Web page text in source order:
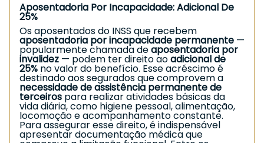
Aposentadoria Por Incapacidade: Adicional De
25%
Os aposentados do INSS que recebem
aposentadoria por incapacidade permanente —
popularmente chamada deaposentadoria por
invalidez — podem ter direito aoadicional de
25% no valor do benefício. Esse acréscimo é
destinado aos segurados que comprovem a
necessidade de assistência permanente de
terceiros para realizar atividades básicas da
vida diária, como higiene pessoal, alimentação,
locomoção e acompanhamento constante.
Para assegurar esse direito, é indispensável
apresentar documentação médica que